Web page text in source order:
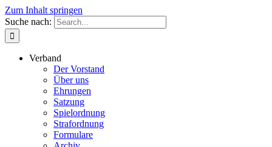
Zum Inhalt springen
Suche nach:
Verband
Der Vorstand
Über uns
Ehrungen
Satzung
Spielordnung
Strafordnung
Formulare